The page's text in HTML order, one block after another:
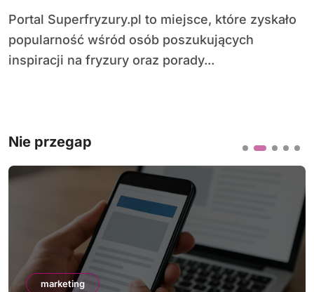
Portal Superfryzury.pl to miejsce, które zyskało
popularność wśród osób poszukujących
inspiracji na fryzury oraz porady...
Nie przegap
marketing